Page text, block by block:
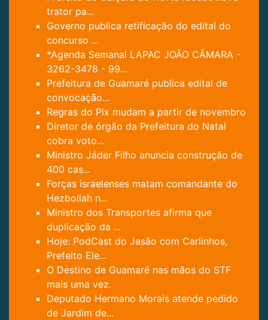
trator pa...
Governo publica retificação do edital do
concurso ...
*Agenda Semanal LAPAC JOÃO CÂMARA -
3262-3478 - 99...
Prefeitura de Guamaré publica edital de
convocação...
Regras do Pix mudam a partir de novembro
Diretor de órgão da Prefeitura do Natal
cobra voto...
Ministro Jáder Filho anuncia construção de
400 cas...
Forças israelenses matam comandante do
Hezbollah n...
Ministro dos Transportes afirma que
duplicação da ...
Hoje: PodCast do Jasão com Carlinhos,
Prefeito Ele...
O Destino de Guamaré nas mãos do STF
mais uma vez.
Deputado Hermano Morais atende pedido
de Jardim de...